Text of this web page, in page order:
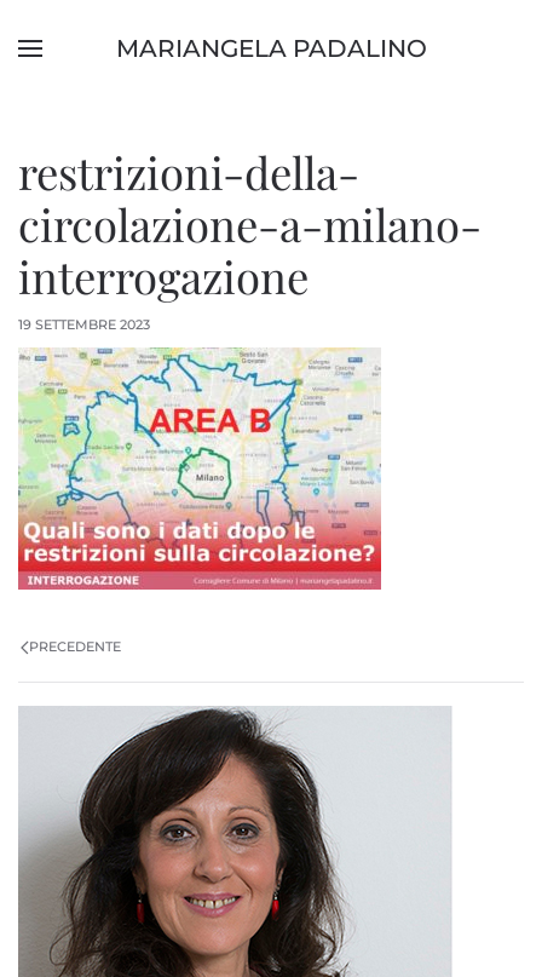
Skip to main content
MARIANGELA PADALINO
restrizioni-della-
circolazione-a-milano-
interrogazione
19 SETTEMBRE 2023
PRECEDENTE